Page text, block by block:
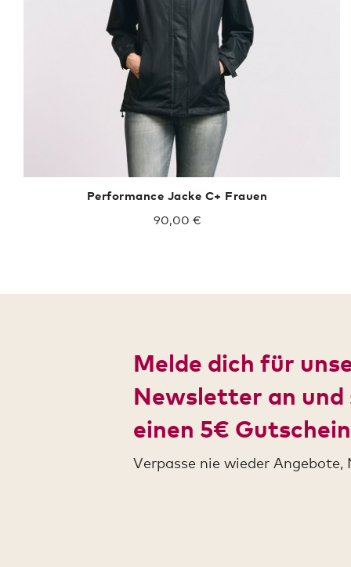
Performance Jacke C+ Frauen
90,00 €
Melde dich für
Newsletter an und
einen 5€
Verpasse nie wieder